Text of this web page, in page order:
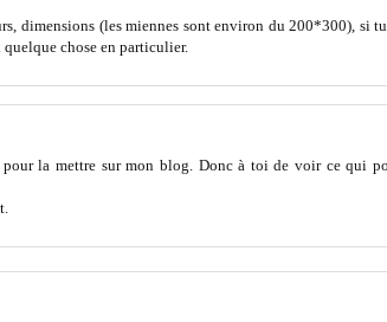
dimensions (les miennes sont environ du 200*300), si
chose en particulier.
la mettre sur mon blog. Donc à toi de voir ce qui